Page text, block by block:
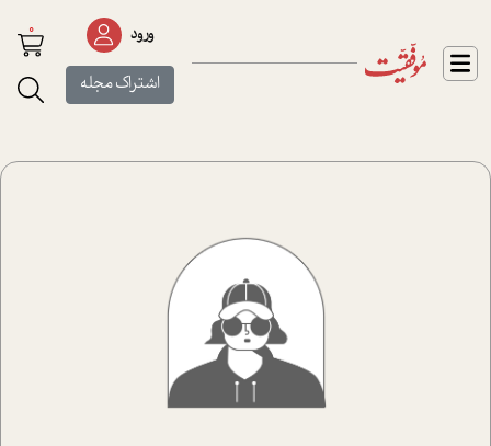
ورود
اشتراک مجله
0